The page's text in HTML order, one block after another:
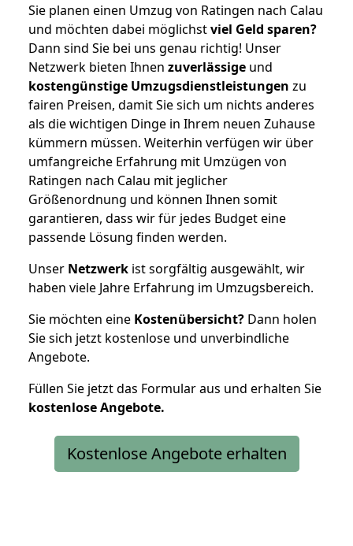
Sie planen einen Umzug von Ratingen nach Calau
und möchten dabei möglichstviel Geld sparen?
Dann sind Sie bei uns genau richtig! Unser
Netzwerk bieten Ihnen zuverlässige und
kostengünstige Umzugsdienstleistungen zu
fairen Preisen, damit Sie sich um nichts anderes
als die wichtigen Dinge in Ihrem neuen Zuhause
kümmern müssen. Weiterhin verfügen wir über
umfangreiche Erfahrung mit Umzügen von
Ratingen nach Calau mit jeglicher
Größenordnung und können Ihnen somit
garantieren, dass wir für jedes Budget eine
passende Lösung finden werden.
Unser Netzwerk ist sorgfältig ausgewählt, wir
haben viele Jahre Erfahrung im Umzugsbereich.
Sie möchten eine Kostenübersicht? Dann holen
Sie sich jetzt kostenlose und unverbindliche
Angebote.
Füllen Sie jetzt das Formular aus und erhalten Sie
kostenloseAngebote.
Kostenlose Angebote erhalten